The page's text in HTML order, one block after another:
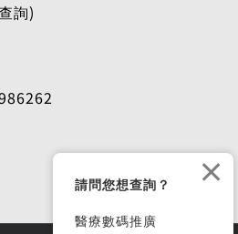
詢)
請問您想查詢？
醫療數碼推廣
×